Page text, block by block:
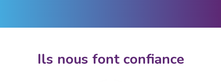
Ils nous font confiance